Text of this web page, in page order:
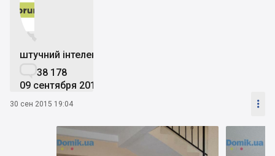


штучний інтелект
38 178
09 сентября 2019
30 сен 2015 19:04 